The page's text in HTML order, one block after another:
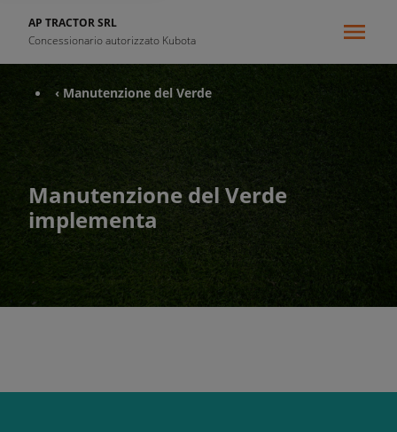
AP TRACTOR SRL
Concessionario autorizzato Kubota
‹ Manutenzione del Verde
Manutenzione del Verde
implementa